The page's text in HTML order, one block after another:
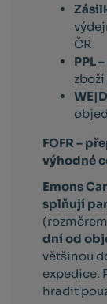
ČR
PPL –
zboží
FOFR –
výhodné
Emons
splňují
dní od
většinou
expedice.
hradit